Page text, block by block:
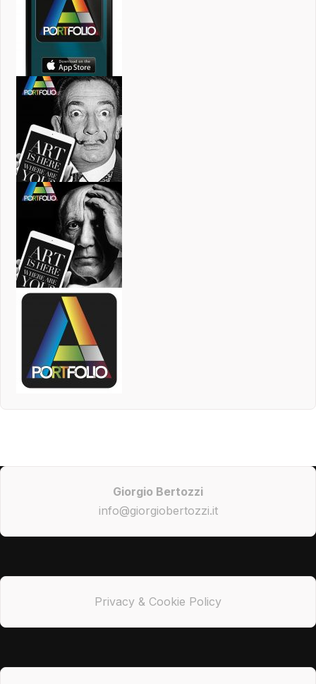
Giorgio Bertozzi
info@giorgiobertozzi.it
Privacy & Cookie Policy